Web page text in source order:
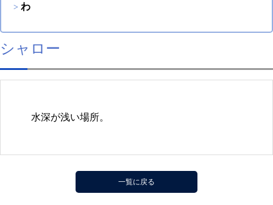
わ
シャロー
水深が浅い場所。
一覧に戻る